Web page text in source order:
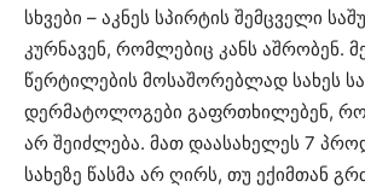
სხვები – აკნეს სპირტის შემცველი
კურნავენ, რომლებიც კანს აშრობენ.
წერტილების მოსაშორებლად სახეს
დერმატოლოგები გაფრთხილებენ,
არ შეიძლება. მათ დაასახელეს 7
სახეზე წასმა არ ღირს, თუ ექიმთან